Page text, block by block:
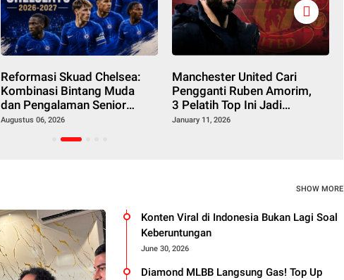
Reformasi Skuad Chelsea:
Kombinasi Bintang Muda
dan Pengalaman Senior
Menjelang Musim
Augustus 06, 2026
Manchester United Cari
Pengganti Ruben Amorim,
3 Pelatih Top Ini Jadi
Kandidat Utama
January 11, 2026
SHOW MORE
Konten Viral di Indonesia Bukan Lagi Soal
Keberuntungan
June 30, 2026
Diamond MLBB Langsung Gas! Top Up